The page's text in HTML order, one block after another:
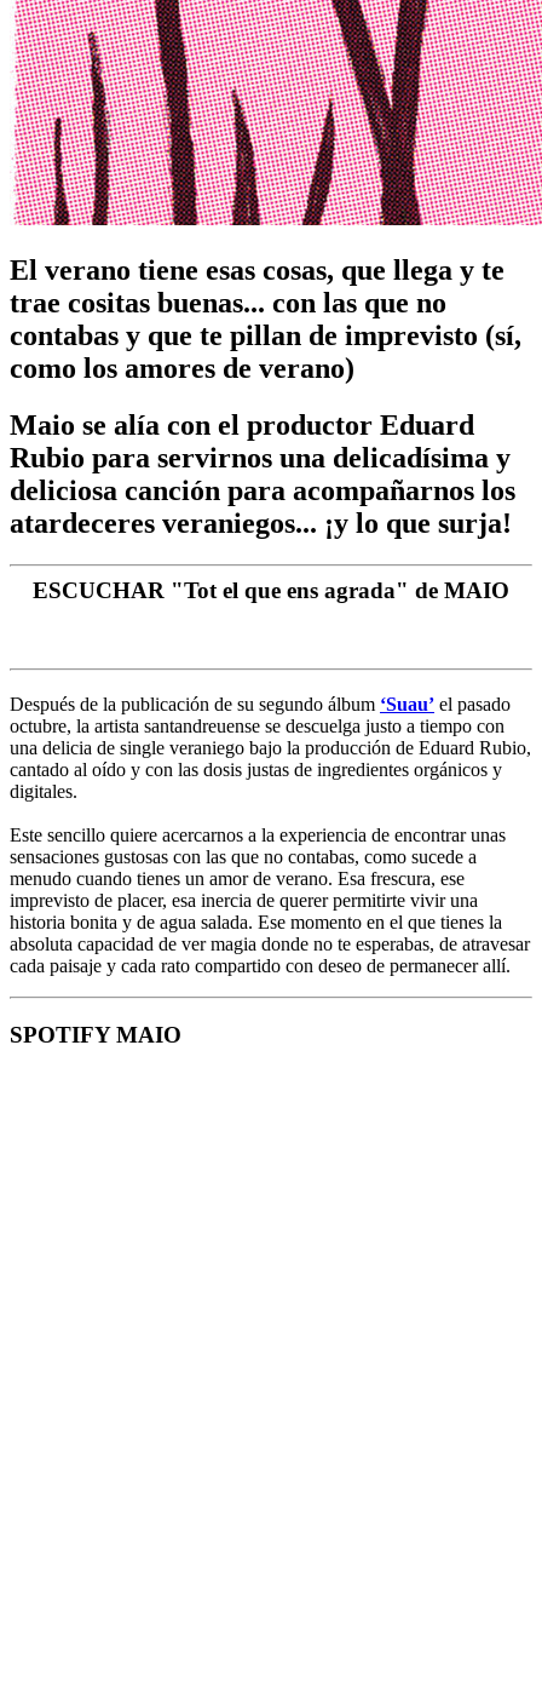
El verano tiene esas cosas, que llega y te
trae cositas buenas... con las que no
contabas y que te pillan de imprevisto (sí,
como los amores de verano)
Maio se alía con el productor Eduard
Rubio para servirnos una delicadísima y
deliciosa canción para acompañarnos los
atardeceres veraniegos... ¡y lo que surja!
ESCUCHAR "Tot el que ens agrada" de MAIO
Después de la publicación de su segundo álbum ‘Suau’ el pasado
octubre, la artista santandreuense se descuelga justo a tiempo con
una delicia de single veraniego bajo la producción de Eduard Rubio,
cantado al oído y con las dosis justas de ingredientes orgánicos y
digitales.
Este sencillo quiere acercarnos a la experiencia de encontrar unas
sensaciones gustosas con las que no contabas, como sucede a
menudo cuando tienes un amor de verano. Esa frescura, ese
imprevisto de placer, esa inercia de querer permitirte vivir una
historia bonita y de agua salada. Ese momento en el que tienes la
absoluta capacidad de ver magia donde no te esperabas, de atravesar
cada paisaje y cada rato compartido con deseo de permanecer allí.
SPOTIFY MAIO